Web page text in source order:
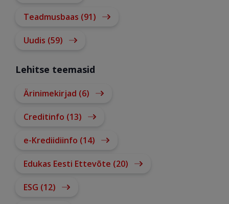
Teadmusbaas (91)
Uudis (59)
Lehitse teemasid
Ärinimekirjad (6)
Creditinfo (13)
e-Krediidiinfo (14)
Edukas Eesti Ettevõte (20)
ESG (12)